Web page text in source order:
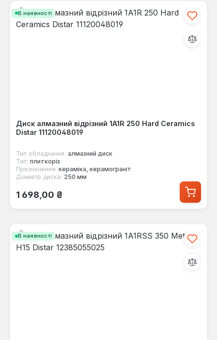
В наявності
Диск алмазний відрізний 1A1R 250 Hard Ceramics
Distar 11120048019
Тип обладнання: алмазний диск
Тип: плиткоріз
Призначення: кераміка, керамограніт
Діаметр диска: 250 мм
Звичайна ціна:
1 698,00 ₴
В наявності